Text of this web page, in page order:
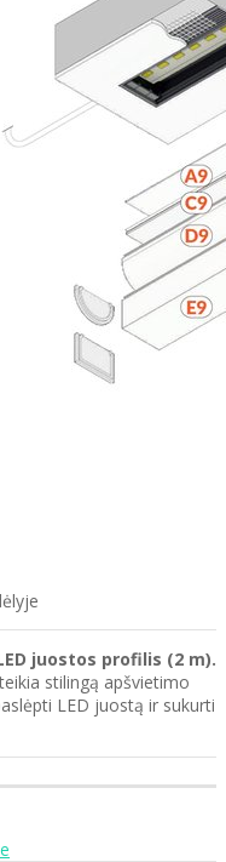
juostos profilis (2 m).
stilingą apšvietimo
LED juostą ir sukurti